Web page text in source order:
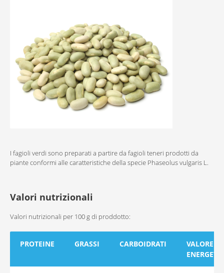
I fagioli verdi sono preparati a partire da fagioli teneri prodotti da
piante conformi alle caratteristiche della specie Phaseolus vulgaris L.
Valori nutrizionali
Valori nutrizionali per 100 g di proddotto:
PROTEINE GRASSI CARBOIDRATI
VALORE